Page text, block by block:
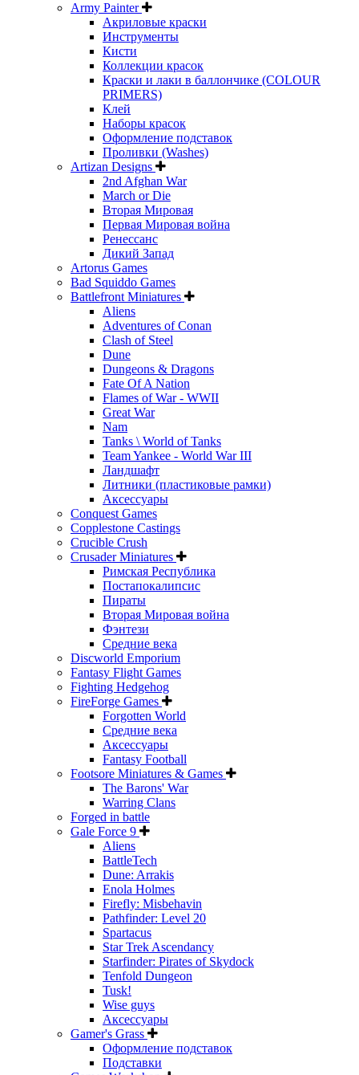
Army Painter
Акриловые краски
Инструменты
Кисти
Коллекции красок
Краски и лаки в баллончике (COLOUR
PRIMERS)
Клей
Наборы красок
Оформление подставок
Проливки (Washes)
Artizan Designs
2nd Afghan War
March or Die
Вторая Мировая
Первая Мировая война
Ренессанс
Дикий Запад
Artorus Games
Bad Squiddo Games
Battlefront Miniatures
Aliens
Adventures of Conan
Clash of Steel
Dune
Dungeons & Dragons
Fate Of A Nation
Flames of War - WWII
Great War
Nam
Tanks \ World of Tanks
Team Yankee - World War III
Ландшафт
Литники (пластиковые рамки)
Аксессуары
Conquest Games
Copplestone Castings
Crucible Crush
Crusader Miniatures
Римская Республика
Постапокалипсис
Пираты
Вторая Мировая война
Фэнтези
Средние века
Discworld Emporium
Fantasy Flight Games
Fighting Hedgehog
FireForge Games
Forgotten World
Средние века
Аксессуары
Fantasy Football
Footsore Miniatures & Games
The Barons' War
Warring Clans
Forged in battle
Gale Force 9
Aliens
BattleTech
Dune: Arrakis
Enola Holmes
Firefly: Misbehavin
Pathfinder: Level 20
Spartacus
Star Trek Ascendancy
Starfinder: Pirates of Skydock
Tenfold Dungeon
Tusk!
Wise guys
Аксессуары
Gamer's Grass
Оформление подставок
Подставки